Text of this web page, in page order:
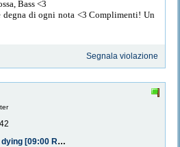
Bass <3
degna di ogni nota <3 Complimenti! Un
Segnala violazione
Don’t tell me if I’m dying [09:00 Rimboccarsi le maniche]